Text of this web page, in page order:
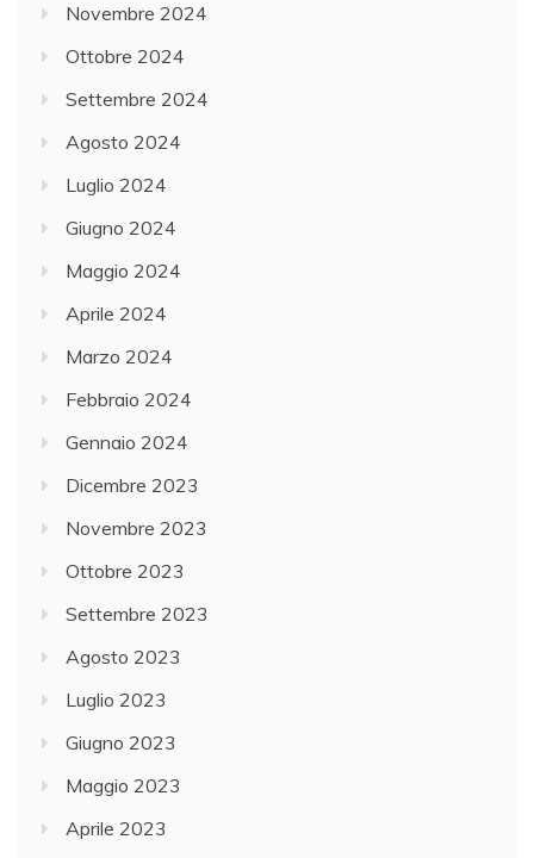
Novembre 2024
Ottobre 2024
Settembre 2024
Agosto 2024
Luglio 2024
Giugno 2024
Maggio 2024
Aprile 2024
Marzo 2024
Febbraio 2024
Gennaio 2024
Dicembre 2023
Novembre 2023
Ottobre 2023
Settembre 2023
Agosto 2023
Luglio 2023
Giugno 2023
Maggio 2023
Aprile 2023